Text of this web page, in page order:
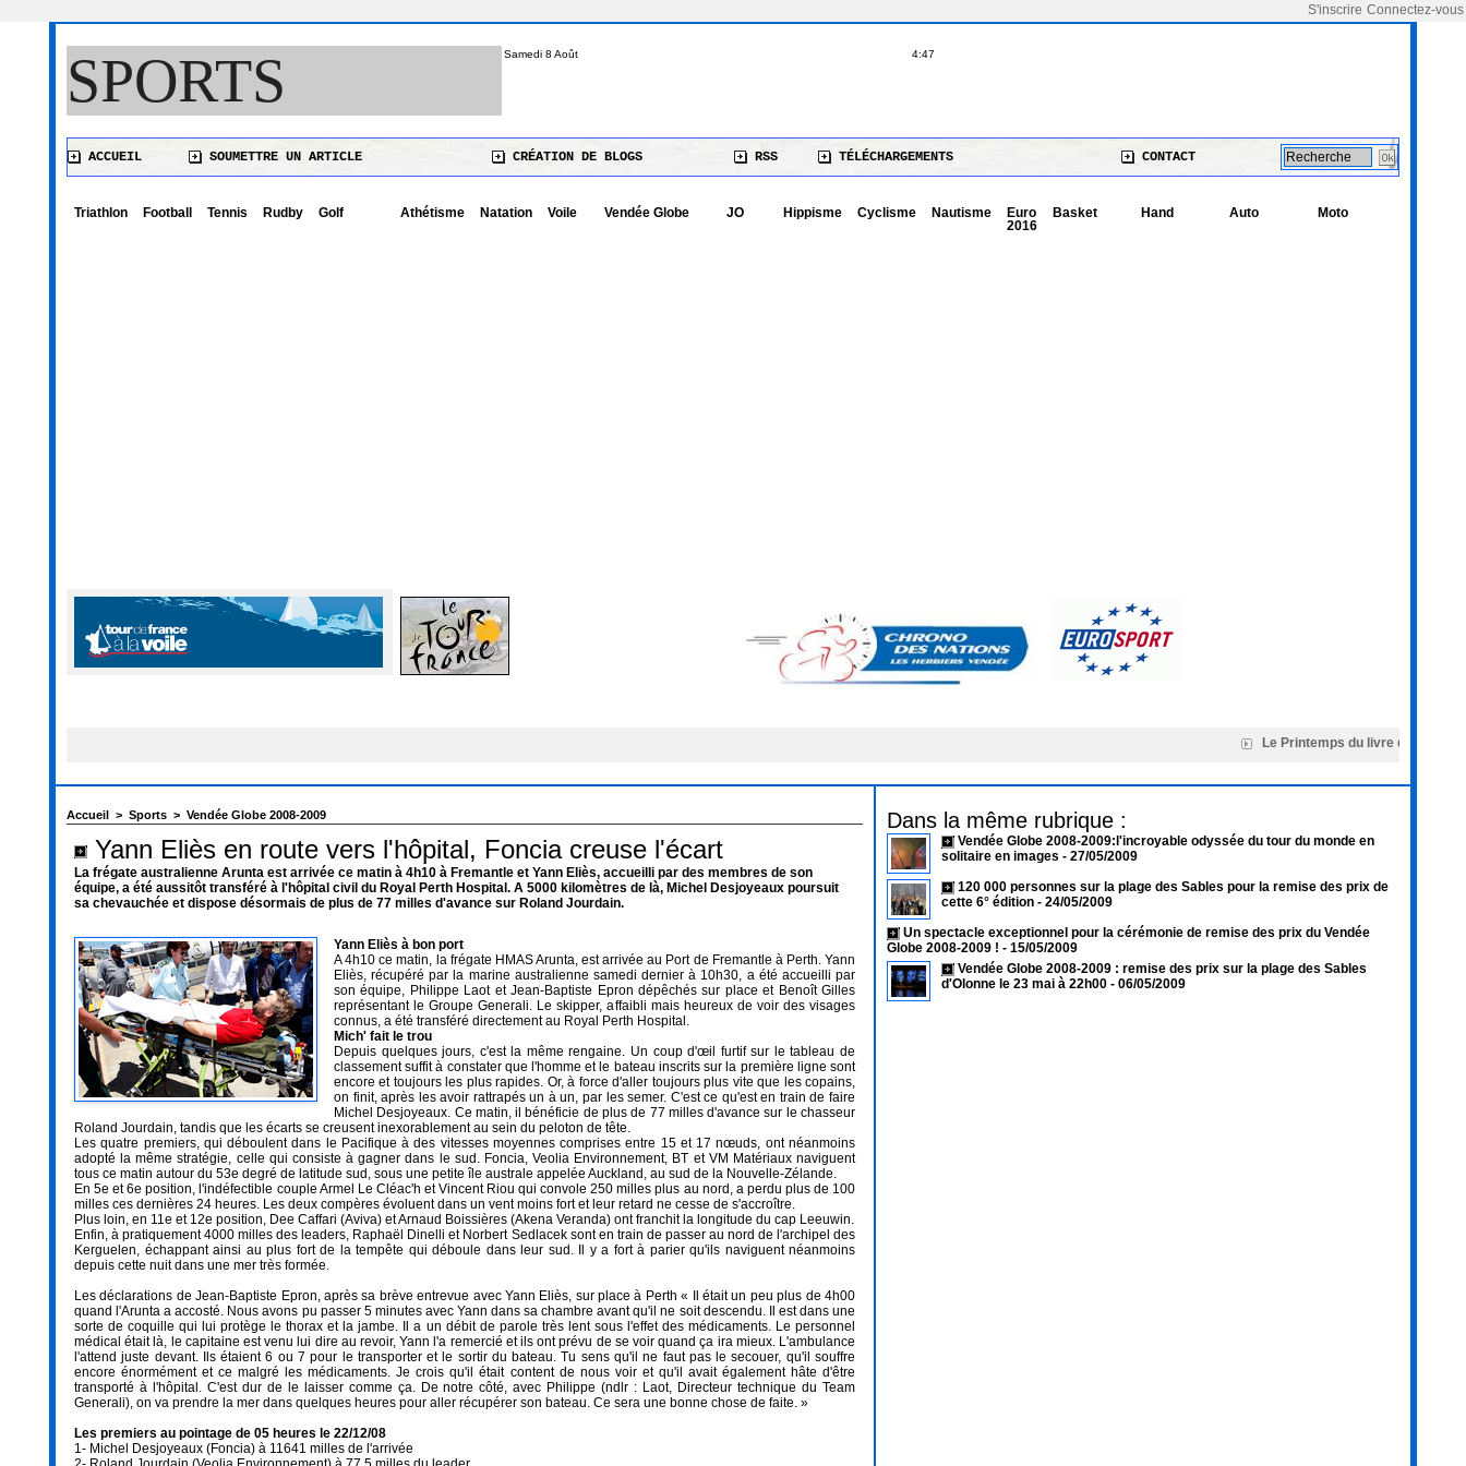
Connectez-vous
S'inscrire
SPORTS Samedi 8 Août 4:47
ACCUEIL SOUMETTRE UN ARTICLE CRÉATION DE BLOGS RSS TÉLÉCHARGEMENTS CONTACT
Triathlon Football Tennis Rudby Golf Athétisme Natation Voile Vendée Globe JO Hippisme Cyclisme Nautisme
Euro
2016
Basket Hand Auto Moto
Le Printemps du livre de
Accueil > Sports > Vendée Globe 2008-2009
Yann Eliès en route vers l'hôpital, Foncia creuse l'écart
La frégate australienne Arunta est arrivée ce matin à 4h10 à Fremantle et Yann Eliès, accueilli par des membres de son
équipe, a été aussitôt transféré à l'hôpital civil du Royal Perth Hospital. A 5000 kilomètres de là, Michel Desjoyeaux poursuit
sa chevauchée et dispose désormais de plus de 77 milles d'avance sur Roland Jourdain.
Yann Eliès à bon port
A 4h10 ce matin, la frégate HMAS Arunta, est arrivée au Port de Fremantle à Perth. Yann
Eliès, récupéré par la marine australienne samedi dernier à 10h30, a été accueilli par
son équipe, Philippe Laot et Jean-Baptiste Epron dépêchés sur place et Benoît Gilles
représentant le Groupe Generali. Le skipper, affaibli mais heureux de voir des visages
connus, a été transféré directement au Royal Perth Hospital.
Mich' fait le trou
Depuis quelques jours, c'est la même rengaine. Un coup d'œil furtif sur le tableau de
classement suffit à constater que l'homme et le bateau inscrits sur la première ligne sont
encore et toujours les plus rapides. Or, à force d'aller toujours plus vite que les copains,
on finit, après les avoir rattrapés un à un, par les semer. C'est ce qu'est en train de faire
Michel Desjoyeaux. Ce matin, il bénéficie de plus de 77 milles d'avance sur le chasseur
Roland Jourdain, tandis que les écarts se creusent inexorablement au sein du peloton de tête.
Les quatre premiers, qui déboulent dans le Pacifique à des vitesses moyennes comprises entre 15 et 17 nœuds, ont néanmoins
adopté la même stratégie, celle qui consiste à gagner dans le sud. Foncia, Veolia Environnement, BT et VM Matériaux naviguent
tous ce matin autour du 53e degré de latitude sud, sous une petite île australe appelée Auckland, au sud de la Nouvelle-Zélande.
En 5e et 6e position, l'indéfectible couple Armel Le Cléac'h et Vincent Riou qui convole 250 milles plus au nord, a perdu plus de 100
milles ces dernières 24 heures. Les deux compères évoluent dans un vent moins fort et leur retard ne cesse de s'accroître.
Plus loin, en 11e et 12e position, Dee Caffari (Aviva) et Arnaud Boissières (Akena Veranda) ont franchit la longitude du cap Leeuwin.
Enfin, à pratiquement 4000 milles des leaders, Raphaël Dinelli et Norbert Sedlacek sont en train de passer au nord de l'archipel des
Kerguelen, échappant ainsi au plus fort de la tempête qui déboule dans leur sud. Il y a fort à parier qu'ils naviguent néanmoins
depuis cette nuit dans une mer très formée.
Les déclarations de Jean-Baptiste Epron, après sa brève entrevue avec Yann Eliès, sur place à Perth « Il était un peu plus de 4h00
quand l'Arunta a accosté. Nous avons pu passer 5 minutes avec Yann dans sa chambre avant qu'il ne soit descendu. Il est dans une
sorte de coquille qui lui protège le thorax et la jambe. Il a un débit de parole très lent sous l'effet des médicaments. Le personnel
médical était là, le capitaine est venu lui dire au revoir, Yann l'a remercié et ils ont prévu de se voir quand ça ira mieux. L'ambulance
l'attend juste devant. Ils étaient 6 ou 7 pour le transporter et le sortir du bateau. Tu sens qu'il ne faut pas le secouer, qu'il souffre
encore énormément et ce malgré les médicaments. Je crois qu'il était content de nous voir et qu'il avait également hâte d'être
transporté à l'hôpital. C'est dur de le laisser comme ça. De notre côté, avec Philippe (ndlr : Laot, Directeur technique du Team
Generali), on va prendre la mer dans quelques heures pour aller récupérer son bateau. Ce sera une bonne chose de faite. »
Les premiers au pointage de 05 heures le 22/12/08
1- Michel Desjoyeaux (Foncia) à 11641 milles de l'arrivée
Dans la même rubrique :
Vendée Globe 2008-2009:l'incroyable odyssée du tour du monde en
solitaire en images - 27/05/2009
120 000 personnes sur la plage des Sables pour la remise des prix de
cette 6° édition - 24/05/2009
Un spectacle exceptionnel pour la cérémonie de remise des prix du Vendée
Globe 2008-2009 ! - 15/05/2009
Vendée Globe 2008-2009 : remise des prix sur la plage des Sables
d'Olonne le 23 mai à 22h00 - 06/05/2009